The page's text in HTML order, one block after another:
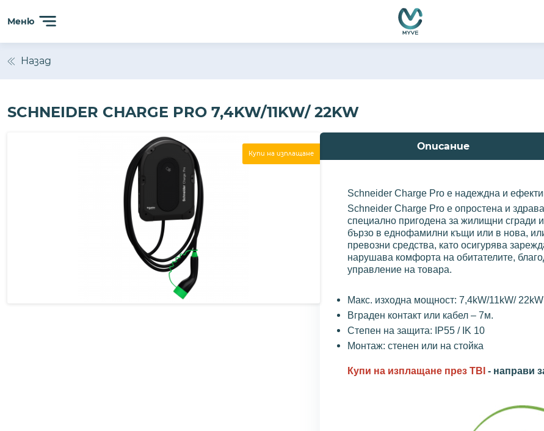
Меню
Назад
SCHNEIDER CHARGE PRO 7,4KW/11KW/ 22KW
Купи на изплащане
Описание
Schneider Charge Pro е надеждна и
Schneider Charge Pro е опростена и
специално пригодена за жилищни сгради
бързо в еднофамилни къщи или в нова,
превозни средства, като осигурява
нарушава комфорта на обитателите,
управление на товара.
Макс. изходна мощност: 7,4kW/11kW/ 22kW
Вграден контакт или кабел – 7м.
Степен на защита: IP55 / IK 10
Монтаж: стенен или на стойка
Купи на изплащане през TBI - направи